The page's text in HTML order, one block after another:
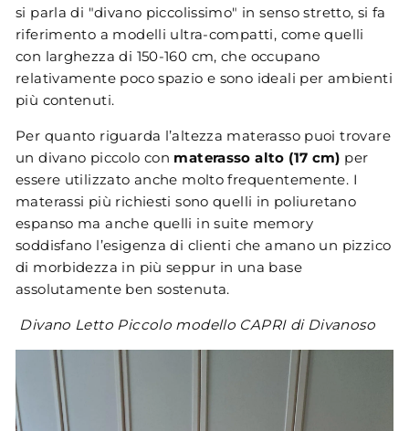
si parla di "divano piccolissimo" in senso stretto, si fa
riferimento a modelli ultra-compatti, come quelli
con larghezza di 150-160 cm, che occupano
relativamente poco spazio e sono ideali per ambienti
più contenuti.
Per quanto riguarda l’altezza materasso puoi trovare
un divano piccolo con materasso alto (17 cm) per
essere utilizzato anche molto frequentemente. I
materassi più richiesti sono quelli in poliuretano
espanso ma anche quelli in suite memory
soddisfano l’esigenza di clienti che amano un pizzico
di morbidezza in più seppur in una base
assolutamente ben sostenuta.
Divano Letto Piccolo modello CAPRI di Divanoso